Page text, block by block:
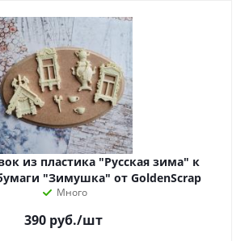
из пластика "Русская зима" к
"Зимушка" от GoldenScrap
Много
390 руб./шт